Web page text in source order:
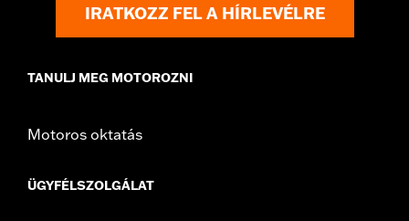
IRATKOZZ FEL A HÍRLEVÉLRE
TANULJ MEG MOTOROZNI
Motoros oktatás
ÜGYFÉLSZOLGÁLAT